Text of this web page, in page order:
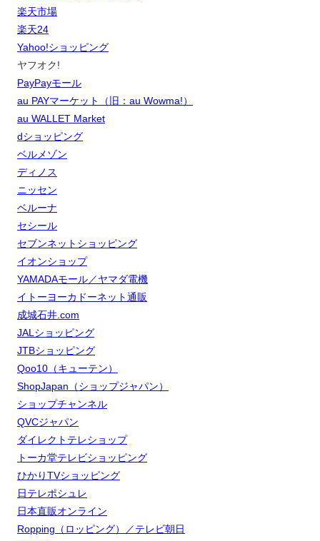
楽天市場
楽天24
Yahoo!ショッピング
ヤフオク!
PayPayモール
au PAYマーケット（旧：au Wowma!）
au WALLET Market
dショッピング
ベルメゾン
ディノス
ニッセン
ベルーナ
セシール
セブンネットショッピング
イオンショップ
YAMADAモール／ヤマダ電機
イトーヨーカドーネット通販
成城石井.com
JALショッピング
JTBショッピング
Qoo10（キューテン）
ShopJapan（ショップジャパン）
ショップチャンネル
QVCジャパン
ダイレクトテレショップ
トーカ堂テレビショッピング
ひかりTVショッピング
日テレポシュレ
日本直販オンライン
Ropping（ロッピング）／テレビ朝日